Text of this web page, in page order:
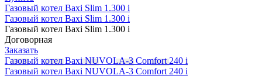
Газовый котел Baxi Slim 1.300 i
Газовый котел Baxi Slim 1.300 i
Газовый котел Baxi Slim 1.300 i
Договорная
Заказать
Газовый котел Baxi NUVOLA-3 Comfort 240 i
Газовый котел Baxi NUVOLA-3 Comfort 240 i